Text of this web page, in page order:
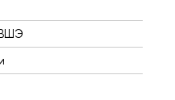
ВШЭ